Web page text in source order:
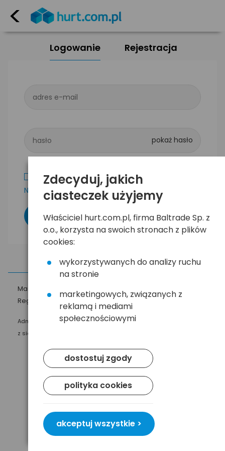
<
Logowanie Rejestracja
adres e-mail
hasło
Zapamiętaj mnie
Nie pamiętam hasła
Masz pytania?
Regulamin
Polityka prywatności
Administratorem Twoich danych osobowych jest Baltrade sp. z o.o.
z siedzibą w Gdańsku przy ul. Geodetów 24, 80-298 Gdańsk.
Zdecyduj, jakich
ciasteczek użyjemy
Właściciel hurt.com.pl, firma Baltrade Sp. z
o.o., korzysta na swoich stronach z plików
cookies:
wykorzystywanych do analizy ruchu
na stronie
marketingowych, związanych z
reklamą i mediami
społecznościowymi
dostostuj zgody
polityka cookies
akceptuj wszystkie >